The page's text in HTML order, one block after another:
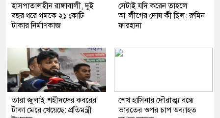
হাসপাতালহীন রাঙ্গাবালী, দুই
বছর ধরে থমকে ২১ কোটি
টাকার নির্মাণকাজ
সেটাই যদি করেন তাহলে
আ.লীগের দোষ কী ছিল: রুমিন
ফারহানা
তারা জুলাই শহীদদের কবরের
টাকা মেরে খেয়েছে: প্রতিমন্ত্রী
শেখ হাসিনার দৌরাত্ম্য বন্ধে
ভারতের ওপর চাপ অব্যাহত